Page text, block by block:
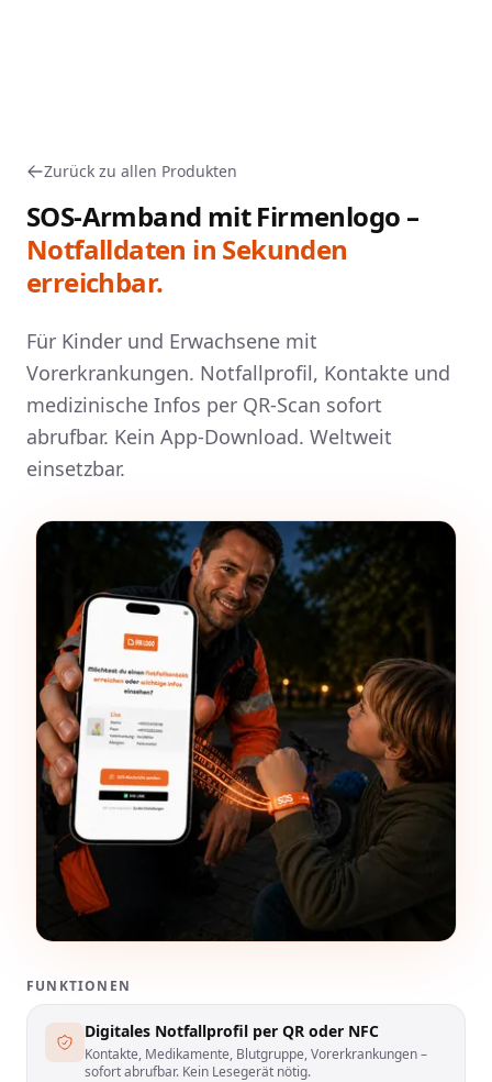
Zurück zu allen Produkten
SOS-Armband mit Firmenlogo –
Notfalldaten in Sekunden
erreichbar.
Für Kinder und Erwachsene mit
Vorerkrankungen. Notfallprofil, Kontakte und
medizinische Infos per QR-Scan sofort
abrufbar. Kein App-Download. Weltweit
einsetzbar.
FUNKTIONEN
Digitales Notfallprofil per QR oder NFC
Kontakte, Medikamente, Blutgruppe, Vorerkrankungen –
sofort abrufbar. Kein Lesegerät nötig.